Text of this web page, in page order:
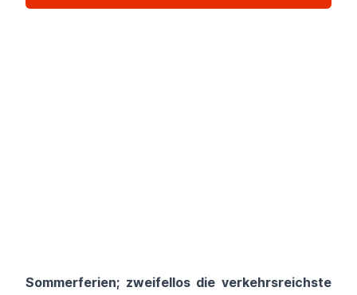
Sommerferien; zweifellos die verkehrsreichste